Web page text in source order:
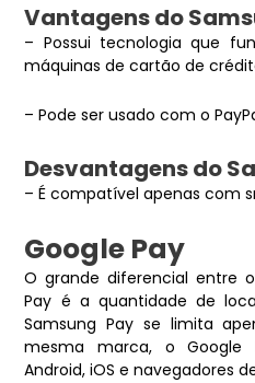
Vantagens do
– Possui tecnologia que
máquinas de cartão de
– Pode ser usado com o
Desvantagens do
– É compatível apenas com
Google Pay
O grande diferencial entre
Pay é a quantidade de
Samsung Pay se limita
mesma marca, o Google
Android, iOS e navegadores